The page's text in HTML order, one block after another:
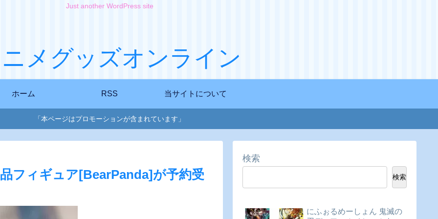
Just another WordPress site
メグッズオンライン
ホーム RSS 当サイトについて
「本ページはプロモーションが含まれています」
フィギュア[BearPanda]が予約受
検索
検索
にふぉるめーしょん 鬼滅の